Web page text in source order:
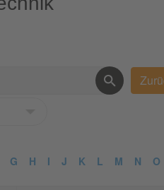
G H I J K L M N O